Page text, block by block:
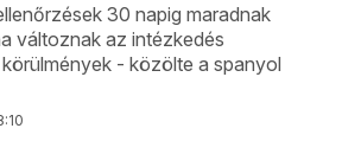
30 napig maradnak
változnak az intézkedés
- közölte a spanyol